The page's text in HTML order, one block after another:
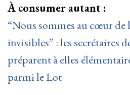
À consumer autant :
“Nous sommes au cœur de
invisibles” : les secrétaires
préparent à elles
parmi le Lot